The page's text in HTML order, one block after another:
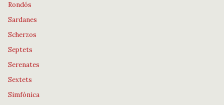
Rondós
Sardanes
Scherzos
Septets
Serenates
Sextets
Simfònica